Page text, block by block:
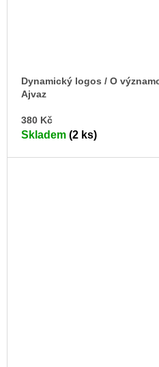
Dynamický logos / O
Ajvaz
380 Kč
Skladem (2 ks)